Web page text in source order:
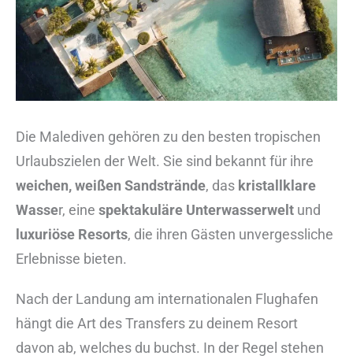
Die Malediven gehören zu den besten tropischen
Urlaubszielen der Welt. Sie sind bekannt für ihre
weichen, weißen Sandstrände, das kristallklare
Wasser, eine spektakuläre Unterwasserwelt und
luxuriöse Resorts, die ihren Gästen unvergessliche
Erlebnisse bieten.
Nach der Landung am internationalen Flughafen
hängt die Art des Transfers zu deinem Resort
davon ab, welches du buchst. In der Regel stehen